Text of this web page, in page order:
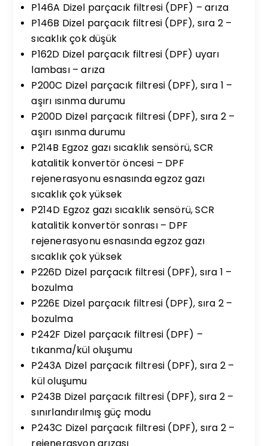
P146A Dizel parçacık filtresi (DPF) – arıza
P146B Dizel parçacık filtresi (DPF), sıra 2 –
sıcaklık çok düşük
P162D Dizel parçacık filtresi (DPF) uyarı
lambası – arıza
P200C Dizel parçacık filtresi (DPF), sıra 1 –
aşırı ısınma durumu
P200D Dizel parçacık filtresi (DPF), sıra 2 –
aşırı ısınma durumu
P214B Egzoz gazı sıcaklık sensörü, SCR
katalitik konvertör öncesi – DPF
rejenerasyonu esnasında egzoz gazı
sıcaklık çok yüksek
P214D Egzoz gazı sıcaklık sensörü, SCR
katalitik konvertör sonrası – DPF
rejenerasyonu esnasında egzoz gazı
sıcaklık çok yüksek
P226D Dizel parçacık filtresi (DPF), sıra 1 –
bozulma
P226E Dizel parçacık filtresi (DPF), sıra 2 –
bozulma
P242F Dizel parçacık filtresi (DPF) –
tıkanma/kül oluşumu
P243A Dizel parçacık filtresi (DPF), sıra 2 –
kül oluşumu
P243B Dizel parçacık filtresi (DPF), sıra 2 –
sınırlandırılmış güç modu
P243C Dizel parçacık filtresi (DPF), sıra 2 –